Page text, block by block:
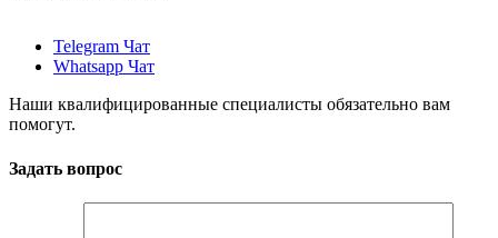
Telegram Чат
Whatsapp Чат
Наши квалифицированные специалисты обязательно вам
помогут.
Задать вопрос